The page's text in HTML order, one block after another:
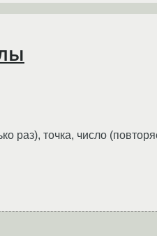
раз), точка, число